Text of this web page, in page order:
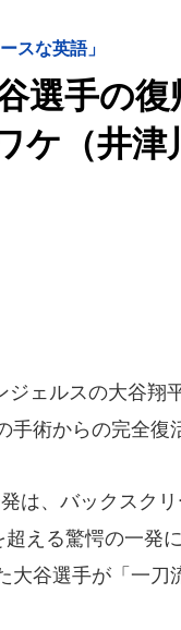
スな英語」
選手の
（井津
ェルスの大谷翔
術からの完全復
は、バックスク
える驚愕の一発
谷選手が「一刀